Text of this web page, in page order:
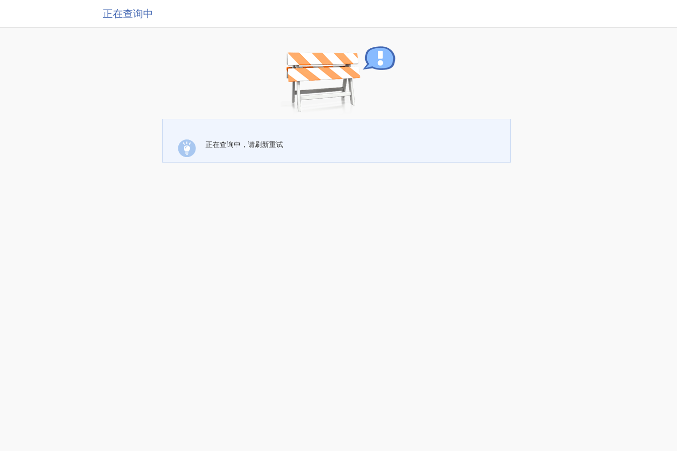
正在查询中
正在查询中，请刷新重试